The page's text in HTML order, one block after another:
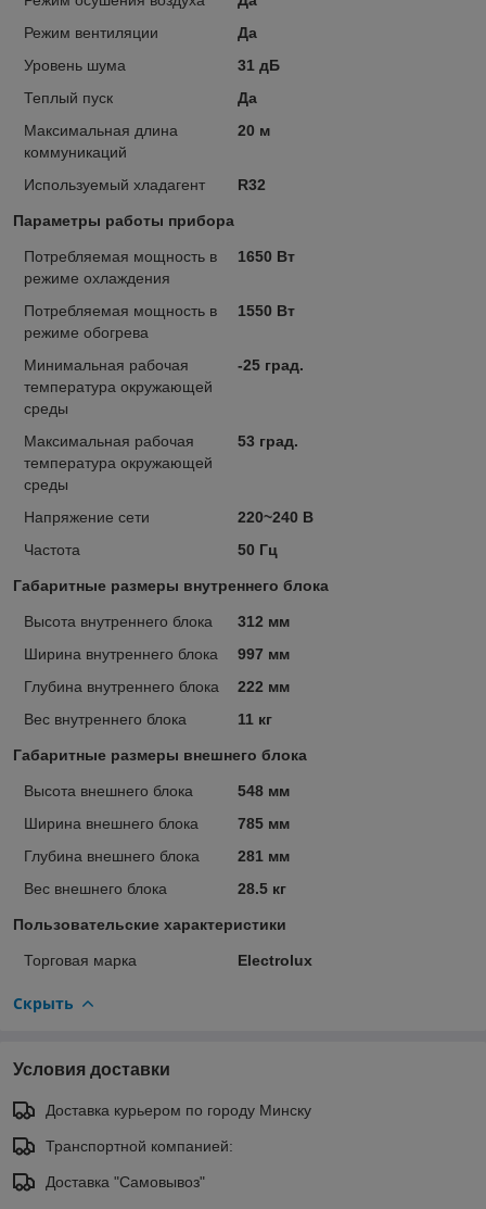
Режим вентиляции
Да
Уровень шума
31 дБ
Теплый пуск
Да
Максимальная длина
коммуникаций
20 м
Используемый хладагент R32
Параметры работы прибора
Потребляемая мощность в
режиме охлаждения
1650 Вт
Потребляемая мощность в
режиме обогрева
1550 Вт
Минимальная рабочая
температура окружающей
среды
-25 град.
Максимальная рабочая
температура окружающей
среды
53 град.
Напряжение сети
220~240 В
Частота
50 Гц
Габаритные размеры внутреннего блока
Высота внутреннего блока
312 мм
Ширина внутреннего блока
997 мм
Глубина внутреннего блока
222 мм
Вес внутреннего блока
11 кг
Габаритные размеры внешнего блока
Высота внешнего блока
548 мм
Ширина внешнего блока
785 мм
Глубина внешнего блока
281 мм
Вес внешнего блока
28.5 кг
Пользовательские характеристики
Торговая марка Electrolux
Скрыть
Условия доставки
Доставка курьером по городу Минску
Транспортной компанией:
Доставка "Самовывоз"